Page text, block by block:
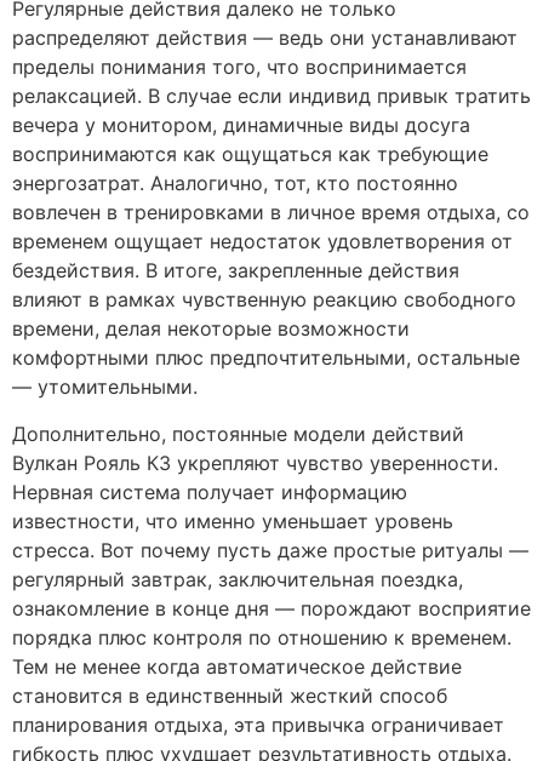
Регулярные действия далеко не только
распределяют действия — ведь они устанавливают
пределы понимания того, что воспринимается
релаксацией. В случае если индивид привык тратить
вечера у монитором, динамичные виды досуга
воспринимаются как ощущаться как требующие
энергозатрат. Аналогично, тот, кто постоянно
вовлечен в тренировками в личное время отдыха, со
временем ощущает недостаток удовлетворения от
бездействия. В итоге, закрепленные действия
влияют в рамках чувственную реакцию свободного
времени, делая некоторые возможности
комфортными плюс предпочтительными, остальные
— утомительными.
Дополнительно, постоянные модели действий
Вулкан Рояль КЗ укрепляют чувство уверенности.
Нервная система получает информацию
известности, что именно уменьшает уровень
стресса. Вот почему пусть даже простые ритуалы —
регулярный завтрак, заключительная поездка,
ознакомление в конце дня — порождают восприятие
порядка плюс контроля по отношению к временем.
Тем не менее когда автоматическое действие
становится в единственный жесткий способ
планирования отдыха, эта привычка ограничивает
гибкость плюс ухудшает результативность отдыха.